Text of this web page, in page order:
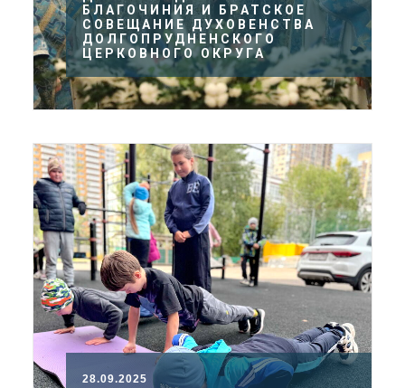
БЛАГОЧИНИЯ И БРАТСКОЕ
СОВЕЩАНИЕ ДУХОВЕНСТВА
ДОЛГОПРУДНЕНСКОГО
ЦЕРКОВНОГО ОКРУГА
28.09.2025